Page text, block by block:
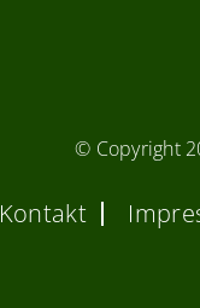
© Copyright
Kontakt